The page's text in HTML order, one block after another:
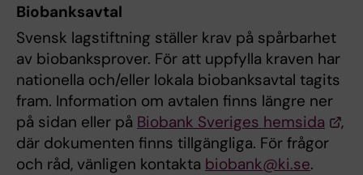
Biobanksavtal
Svensk lagstiftning ställer krav på spårbarhet
av biobanksprover. För att uppfylla kraven har
nationella och/eller lokala biobanksavtal tagits
fram. Information om avtalen finns längre ner
på sidan eller på Biobank Sveriges hemsida
,
där dokumenten finns tillgängliga. För frågor
och råd, vänligen kontakta biobank@ki.se.